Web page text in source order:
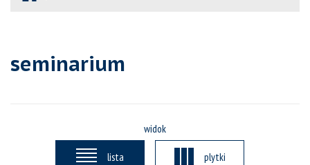
seminarium
widok
lista plytki